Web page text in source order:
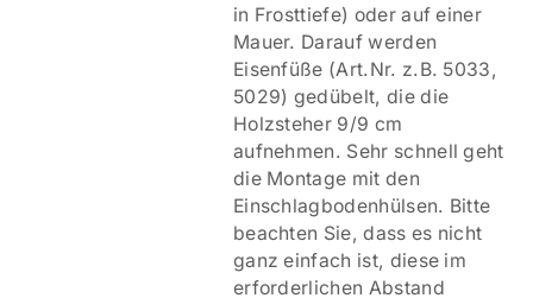
in Frosttiefe) oder auf einer
Mauer. Darauf werden
Eisenfüße (Art.Nr. z.B. 5033,
5029) gedübelt, die die
Holzsteher 9/9 cm
aufnehmen. Sehr schnell geht
die Montage mit den
Einschlagbodenhülsen. Bitte
beachten Sie, dass es nicht
ganz einfach ist, diese im
erforderlichen Abstand